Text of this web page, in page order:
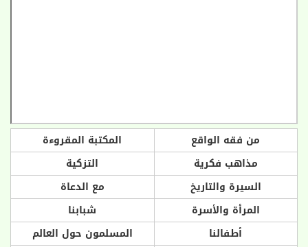
من فقه الواقع
المكتبة المقروءة
مذاهب فكرية
التزكية
السيرة والتاريخ
مع الدعاة
المرأة والأسرة
شبابنا
أطفالنا
المسلمون حول العالم